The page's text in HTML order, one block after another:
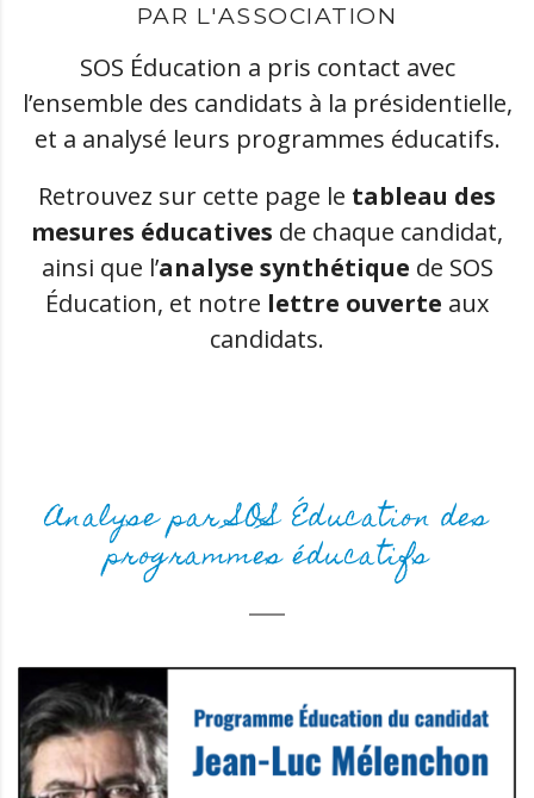
PAR L'ASSOCIATION
SOS Éducation a pris contact avec
l’ensemble des candidats à la présidentielle,
et a analysé leurs programmes éducatifs.
Retrouvez sur cette page le tableau des
mesures éducatives de chaque candidat,
ainsi que l’analyse synthétique de SOS
Éducation, et notre lettre ouverte aux
candidats.
Analyse par SOS Éducation des
programmes éducatifs